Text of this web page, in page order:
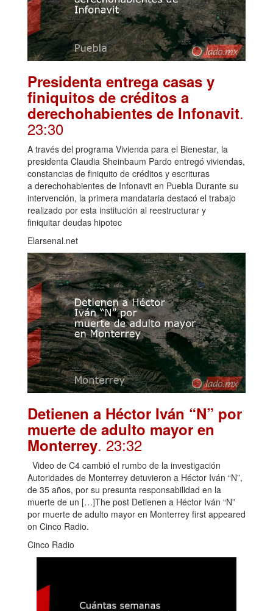
Presidenta entrega casas y
finiquitos de créditos a
derechohabientes de Infonavit.
23:30
A través del programa Vivienda para el Bienestar, la
presidenta Claudia Sheinbaum Pardo entregó viviendas,
constancias de finiquito de créditos y escrituras
a derechohabientes de Infonavit en Puebla Durante su
intervención, la primera mandataria destacó el trabajo
realizado por esta institución al reestructurar y
finiquitar deudas hipotec
Elarsenal.net
Detienen a Héctor Iván “N” por
muerte de adulto mayor en
Monterrey. 23:32
Video de C4 cambió el rumbo de la investigación
Autoridades de Monterrey detuvieron a Héctor Iván “N”,
de 35 años, por su presunta responsabilidad en la
muerte de un […]The post Detienen a Héctor Iván “N”
por muerte de adulto mayor en Monterrey first appeared
on Cinco Radio.
Cinco Radio